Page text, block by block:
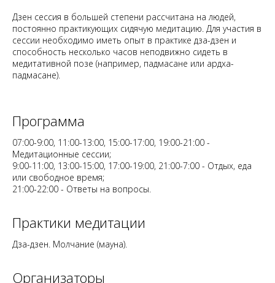
Дзен сессия в большей степени рассчитана на людей,
постоянно практикующих сидячую медитацию. Для участия в
сессии необходимо иметь опыт в практике дза-дзен и
способность несколько часов неподвижно сидеть в
медитативной позе (например, падмасане или ардха-
падмасане).
Программа
07:00-9:00, 11:00-13:00, 15:00-17:00, 19:00-21:00 -
Медитационные сессии;
9:00-11:00, 13:00-15:00, 17:00-19:00, 21:00-7:00 - Отдых, еда
или свободное время;
21:00-22:00 - Ответы на вопросы.
Практики медитации
Дза-дзен. Молчание (мауна).
Организаторы